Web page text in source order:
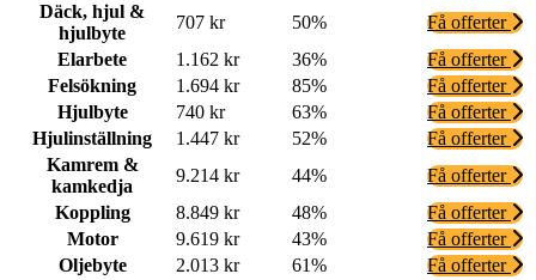
Däck, hjul &
hjulbyte
707 kr 50%
Få offerter
Elarbete
1.162 kr 36%
Få offerter
Felsökning
1.694 kr 85%
Få offerter
Hjulbyte
740 kr 63%
Få offerter
Hjulinställning
1.447 kr 52%
Få offerter
Kamrem &
kamkedja
9.214 kr 44%
Få offerter
Koppling
8.849 kr 48%
Få offerter
Motor
9.619 kr 43%
Få offerter
Oljebyte
2.013 kr 61%
Få offerter